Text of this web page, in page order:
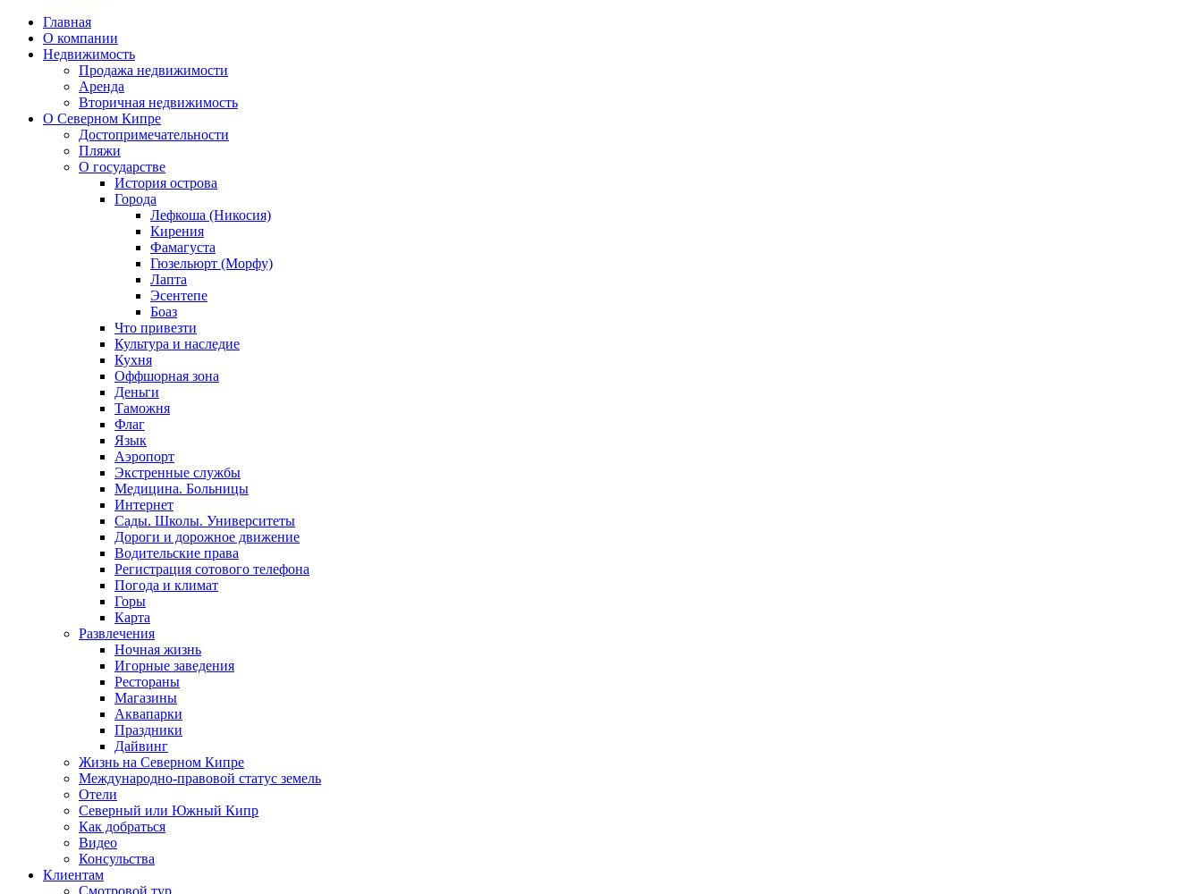
Главная
О компании
Недвижимость
Продажа недвижимости
Аренда
Вторичная недвижимость
О Северном Кипре
Достопримечательности
Пляжи
О государстве
История острова
Города
Лефкоша (Никосия)
Кирения
Фамагуста
Гюзельюрт (Морфу)
Лапта
Эсентепе
Боаз
Что привезти
Культура и наследие
Кухня
Оффшорная зона
Деньги
Таможня
Флаг
Язык
Аэропорт
Экстренные службы
Медицина. Больницы
Интернет
Сады. Школы. Университеты
Дороги и дорожное движение
Водительские права
Регистрация сотового телефона
Погода и климат
Горы
Карта
Развлечения
Ночная жизнь
Игорные заведения
Рестораны
Магазины
Аквапарки
Праздники
Дайвинг
Жизнь на Северном Кипре
Международно-правовой статус земель
Отели
Северный или Южный Кипр
Как добраться
Видео
Консульства
Клиентам
Смотровой тур